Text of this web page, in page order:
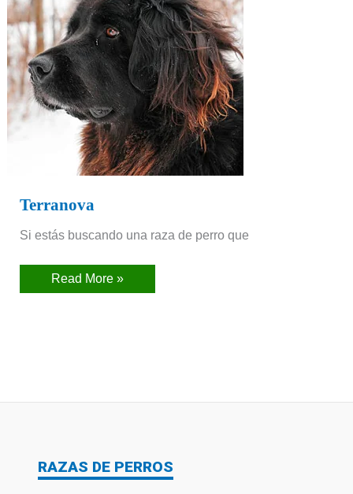
Terranova
Si estás buscando una raza de perro que
Read More »
RAZAS DE PERROS